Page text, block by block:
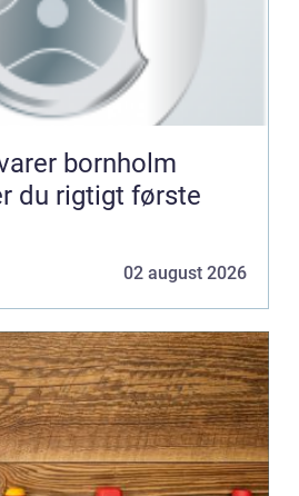
bornholm
du rigtigt første
02 august 2026